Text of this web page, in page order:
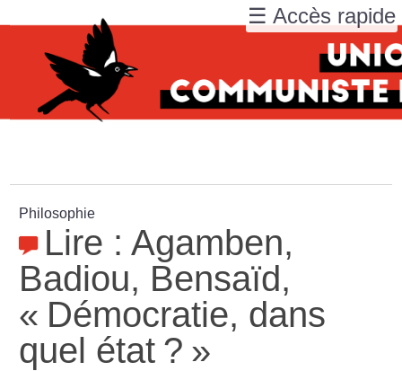
Philosophie
Lire : Agamben,
Badiou, Bensaïd,
« Démocratie, dans
quel état ? »
☰ Accès rapide